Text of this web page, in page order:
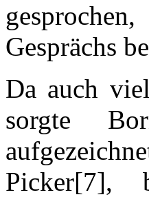
Gesprächs
Da auch
sorgte
Picker[7],